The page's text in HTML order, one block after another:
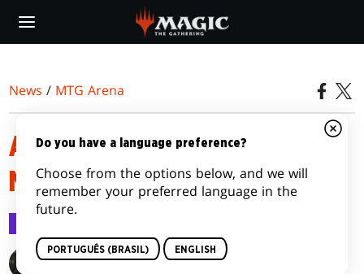
main
News / MTG Arena
ALQUIMIA: LIVROS DE
MÁGICAS DE AETHERDRIFT
Clayton Kroh
Do you have a language preference?
Choose from the options below, and we will
remember your preferred language in the
future.
PORTUGUÊS (BRASIL) ENGLISH